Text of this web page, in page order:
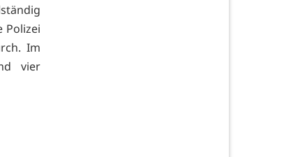
Polizei
Im
vier